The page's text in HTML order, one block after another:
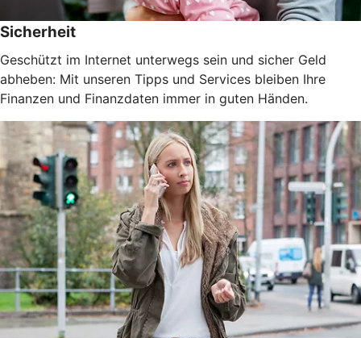
Sicherheit
Geschützt im Internet unterwegs sein und sicher Geld
abheben: Mit unseren Tipps und Services bleiben Ihre
Finanzen und Finanzdaten immer in guten Händen.